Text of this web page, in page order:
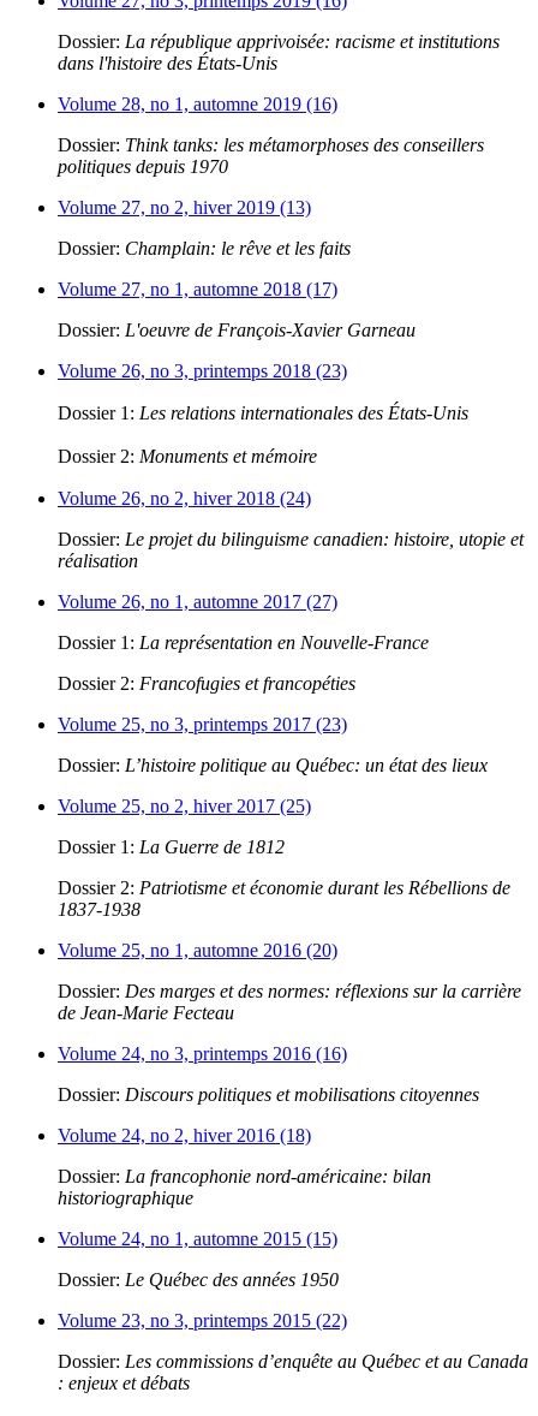
Dossier: La république apprivoisée: racisme et institutions
dans l'histoire des États-Unis
Volume 28, no 1, automne 2019 (16)
Dossier: Think tanks: les métamorphoses des conseillers
politiques depuis 1970
Volume 27, no 2, hiver 2019 (13)
Dossier: Champlain: le rêve et les faits
Volume 27, no 1, automne 2018 (17)
Dossier: L'oeuvre de François-Xavier Garneau
Volume 26, no 3, printemps 2018 (23)
Dossier 1: Les relations internationales des États-Unis
Dossier 2: Monuments et mémoire
Volume 26, no 2, hiver 2018 (24)
Dossier: Le projet du bilinguisme canadien: histoire, utopie et
réalisation
Volume 26, no 1, automne 2017 (27)
Dossier 1: La représentation en Nouvelle-France
Dossier 2: Francofugies et francopéties
Volume 25, no 3, printemps 2017 (23)
Dossier: L’histoire politique au Québec: un état des lieux
Volume 25, no 2, hiver 2017 (25)
Dossier 1: La Guerre de 1812
Dossier 2: Patriotisme et économie durant les Rébellions de
1837-1938
Volume 25, no 1, automne 2016 (20)
Dossier: Des marges et des normes: réflexions sur la carrière
de Jean-Marie Fecteau
Volume 24, no 3, printemps 2016 (16)
Dossier: Discours politiques et mobilisations citoyennes
Volume 24, no 2, hiver 2016 (18)
Dossier: La francophonie nord-américaine: bilan
historiographique
Volume 24, no 1, automne 2015 (15)
Dossier: Le Québec des années 1950
Volume 23, no 3, printemps 2015 (22)
Dossier: Les commissions d’enquête au Québec et au Canada
: enjeux et débats